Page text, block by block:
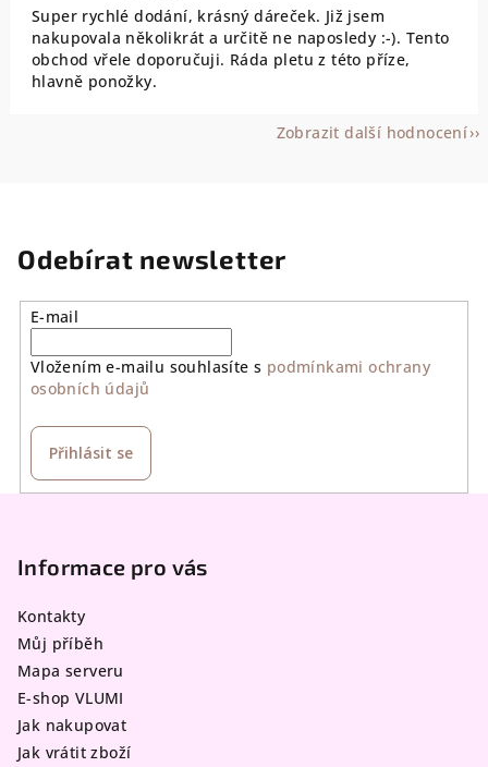
Super rychlé dodání, krásný dáreček. Již jsem
nakupovala několikrát a určitě ne naposledy :-). Tento
obchod vřele doporučuji. Ráda pletu z této příze,
hlavně ponožky.
Zobrazit další hodnocení
Odebírat newsletter
E-mail
Vložením e-mailu souhlasíte s podmínkami ochrany
osobních údajů
Přihlásit se
Informace pro vás
Kontakty
Můj příběh
Mapa serveru
E-shop VLUMI
Jak nakupovat
Jak vrátit zboží